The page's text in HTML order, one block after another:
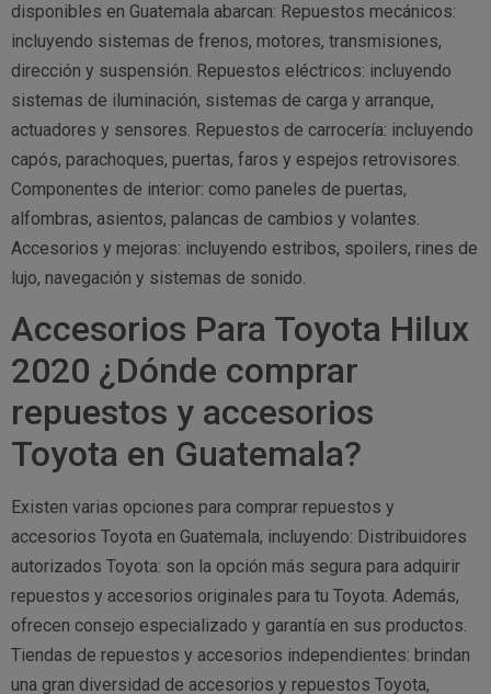
disponibles en Guatemala abarcan: Repuestos mecánicos:
incluyendo sistemas de frenos, motores, transmisiones,
dirección y suspensión. Repuestos eléctricos: incluyendo
sistemas de iluminación, sistemas de carga y arranque,
actuadores y sensores. Repuestos de carrocería: incluyendo
capós, parachoques, puertas, faros y espejos retrovisores.
Componentes de interior: como paneles de puertas,
alfombras, asientos, palancas de cambios y volantes.
Accesorios y mejoras: incluyendo estribos, spoilers, rines de
lujo, navegación y sistemas de sonido.
Accesorios Para Toyota Hilux
2020 ¿Dónde comprar
repuestos y accesorios
Toyota en Guatemala?
Existen varias opciones para comprar repuestos y
accesorios Toyota en Guatemala, incluyendo: Distribuidores
autorizados Toyota: son la opción más segura para adquirir
repuestos y accesorios originales para tu Toyota. Además,
ofrecen consejo especializado y garantía en sus productos.
Tiendas de repuestos y accesorios independientes: brindan
una gran diversidad de accesorios y repuestos Toyota,